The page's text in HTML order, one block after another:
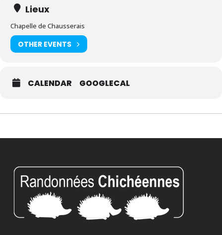
Lieux
Chapelle de Chausserais
OTHER EVENTS
CALENDAR GOOGLECAL